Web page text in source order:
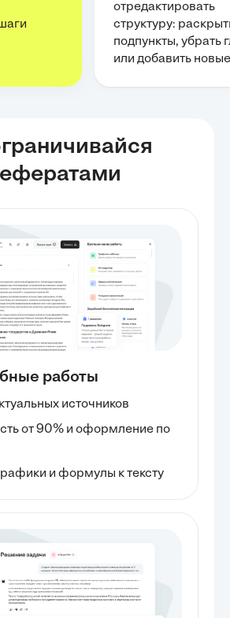
отредактировать
структуру:
подпункты, убрать
или добавить новые
работы
источников
от 90% и оформление по
и формулы к тексту